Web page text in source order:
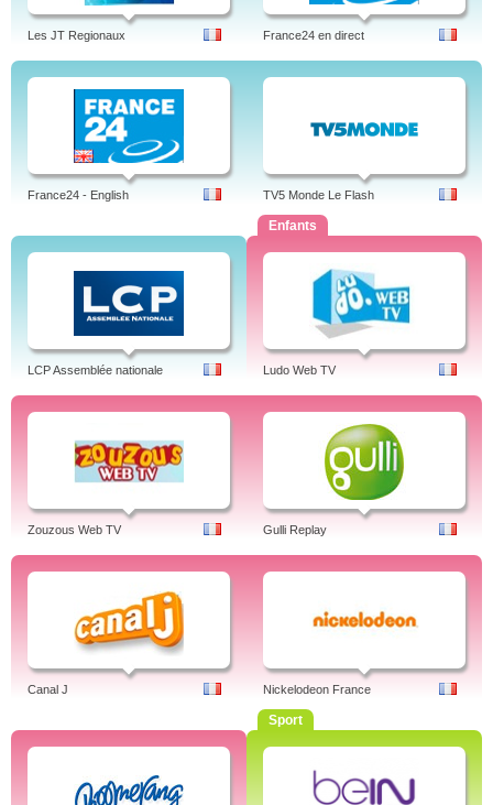
Les JT Regionaux France24 en direct
France24 - English TV5 Monde Le Flash
LCP Assemblée nationale
Enfants
Ludo Web TV
Zouzous Web TV Gulli Replay
Canal J Nickelodeon France
Sport